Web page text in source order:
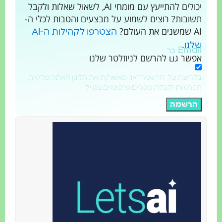
יכולים להתייעץ עם מומחי AI, לשאול שאלות ולקבל
תשובות? רוצים לשמוע על מבצעים והטבות לכלי ה-
AI שמשנים את העולם?
הצטרפו לקהילות ה-AI
שלנו.
אפשר גם להרשם לניוזלטר שלנו
Email
בלחיצה על "הרשמה" אני מאשר/ת את תקנון האתר, מדיניות
הפרטיות וקבלת מסרים פרסומיים במייל
הרשמה